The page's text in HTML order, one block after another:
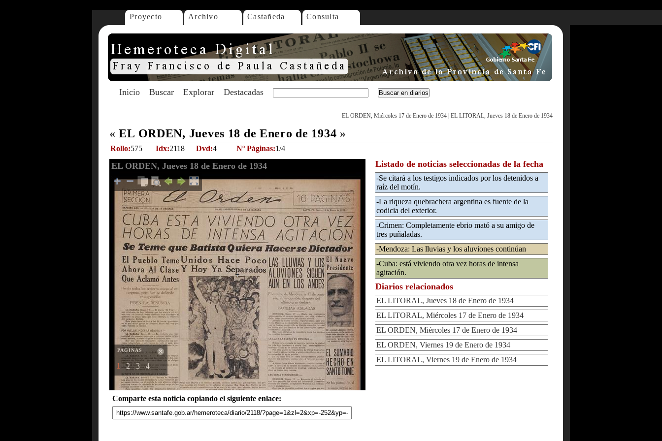
Proyecto Archivo Castañeda Consulta
Inicio Buscar Explorar Destacadas
EL ORDEN, Miércoles 17 de Enero de 1934 EL LITORAL, Jueves 18 de Enero de 1934
« EL ORDEN, Jueves 18 de Enero de 1934 »
Rollo:575 Idx:2118 Dvd:4 Nº Páginas:1/4
EL ORDEN, Jueves 18 de Enero de 1934
PAGINAS
1 2 3 4
Comparte esta noticia copiando el siguiente enlace:
Listado de noticias seleccionadas de la fecha
-Se citará a los testigos indicados por los detenidos a
raíz del motín.
-La riqueza quebrachera argentina es fuente de la
codicia del exterior.
-Crimen: Completamente ebrio mató a su amigo de
tres puñaladas.
-Mendoza: Las lluvias y los aluviones continúan
-Cuba: está viviendo otra vez horas de intensa
agitación.
Diarios relacionados
EL LITORAL, Jueves 18 de Enero de 1934
EL LITORAL, Miércoles 17 de Enero de 1934
EL ORDEN, Miércoles 17 de Enero de 1934
EL ORDEN, Viernes 19 de Enero de 1934
EL LITORAL, Viernes 19 de Enero de 1934